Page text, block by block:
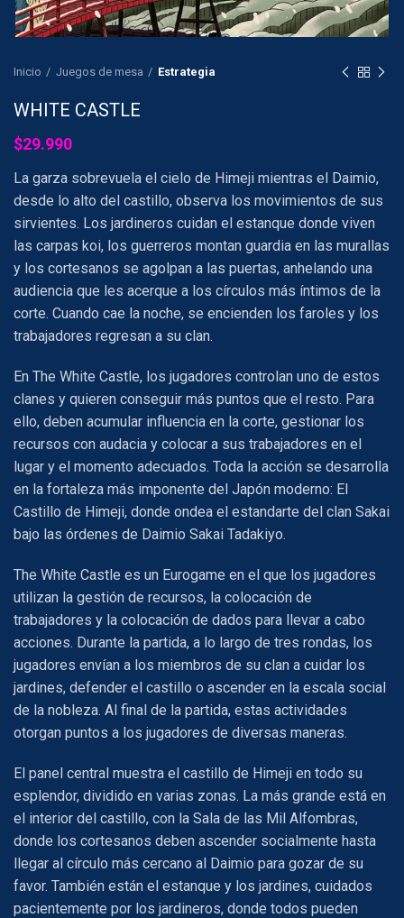
Inicio Juegos de mesa Estrategia
WHITE CASTLE
$29.990
La garza sobrevuela el cielo de Himeji mientras el Daimio,
desde lo alto del castillo, observa los movimientos de sus
sirvientes. Los jardineros cuidan el estanque donde viven
las carpas koi, los guerreros montan guardia en las murallas
y los cortesanos se agolpan a las puertas, anhelando una
audiencia que les acerque a los círculos más íntimos de la
corte. Cuando cae la noche, se encienden los faroles y los
trabajadores regresan a su clan.
En The White Castle, los jugadores controlan uno de estos
clanes y quieren conseguir más puntos que el resto. Para
ello, deben acumular influencia en la corte, gestionar los
recursos con audacia y colocar a sus trabajadores en el
lugar y el momento adecuados. Toda la acción se desarrolla
en la fortaleza más imponente del Japón moderno: El
Castillo de Himeji, donde ondea el estandarte del clan Sakai
bajo las órdenes de Daimio Sakai Tadakiyo.
The White Castle es un Eurogame en el que los jugadores
utilizan la gestión de recursos, la colocación de
trabajadores y la colocación de dados para llevar a cabo
acciones. Durante la partida, a lo largo de tres rondas, los
jugadores envían a los miembros de su clan a cuidar los
jardines, defender el castillo o ascender en la escala social
de la nobleza. Al final de la partida, estas actividades
otorgan puntos a los jugadores de diversas maneras.
El panel central muestra el castillo de Himeji en todo su
esplendor, dividido en varias zonas. La más grande está en
el interior del castillo, con la Sala de las Mil Alfombras,
donde los cortesanos deben ascender socialmente hasta
llegar al círculo más cercano al Daimio para gozar de su
favor. También están el estanque y los jardines, cuidados
pacientemente por los jardineros, donde todos pueden